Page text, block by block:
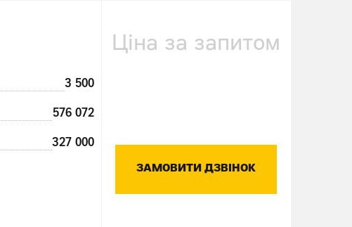
3 500
576 072
327 000
Ціна за запитом
ЗАМОВИТИ ДЗВІНОК